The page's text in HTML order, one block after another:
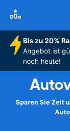
Bis zu 20%
Angebot ist
noch heute!
Sparen Sie Zeit